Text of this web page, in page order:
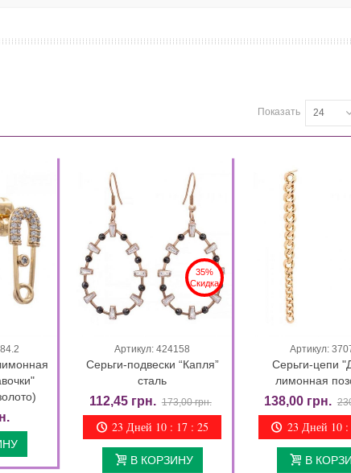
Показать 24
35%
Скидка
Быстрый просмотр
Артикул: 424158
Серьги-подвески “Капля”
сталь
112,45 грн. 173,00 грн.
23 Дней 10 : 17 : 24
В КОРЗИНУ
Быстрый
Артикул:
Серьги-цепи
лимонная
138,00 грн.
23 Дней 10 :
В